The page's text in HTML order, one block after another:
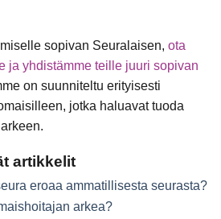
sopivan Seuralaisen, ota
ja yhdistämme teille juuri sopivan
on suunniteltu erityisesti
jotka haluavat tuoda
artikkelit
eroaa ammatillisesta seurasta?
arkea?